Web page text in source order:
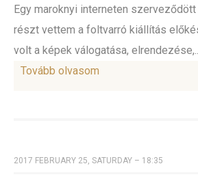
Egy maroknyi interneten
részt vettem a foltvarró kiállítás
volt a képek válogatása,
Tovább olvasom
2017 FEBRUARY 25, SATURDAY – 18:35